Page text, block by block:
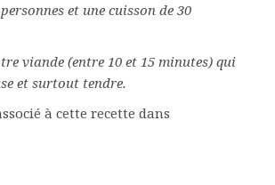
et une cuisson de 30
viande (entre 10 et 15 minutes) qui
et surtout tendre.
à cette recette dans